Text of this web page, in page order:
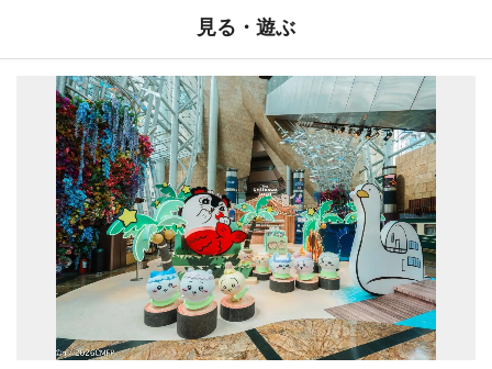
見る・遊ぶ